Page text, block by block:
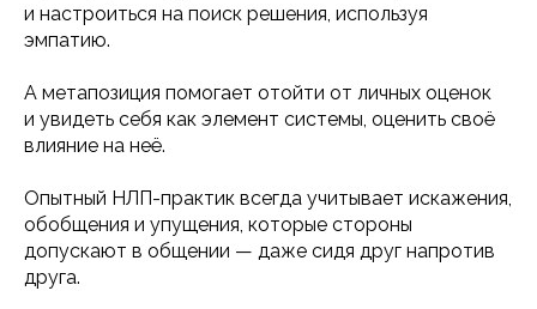
и настроиться на поиск решения, используя
эмпатию.
А метапозиция помогает отойти от личных оценок
и увидеть себя как элемент системы, оценить своё
влияние на неё.
Опытный НЛП-практик всегда учитывает искажения,
обобщения и упущения, которые стороны
допускают в общении — даже сидя друг напротив
друга.